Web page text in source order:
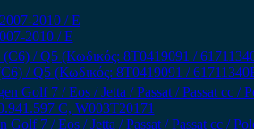
2010 / Ε
/ Q5 (Κωδικός: 8T0419091 /
7 / Eos / Jetta / Passat / Passat cc /